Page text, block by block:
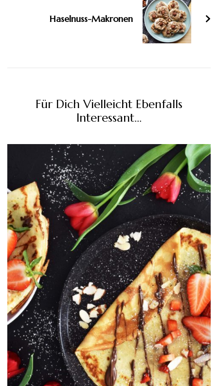
Haselnuss-Makronen
Für Dich Vielleicht Ebenfalls
Interessant...